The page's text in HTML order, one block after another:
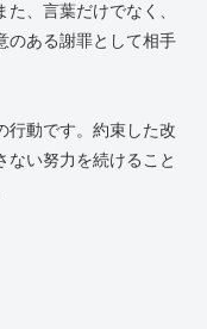
、言葉だけでなく、
のある謝罪として相手
行動です。約束した改
ない努力を続けること